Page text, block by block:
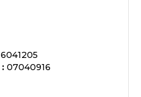
6041205
: 07040916